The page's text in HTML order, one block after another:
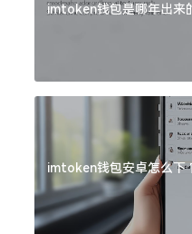
imtoken钱包是哪年出来
imtoken钱包安卓怎么下